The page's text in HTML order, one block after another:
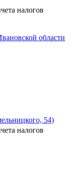
налогов
области
54)
налогов